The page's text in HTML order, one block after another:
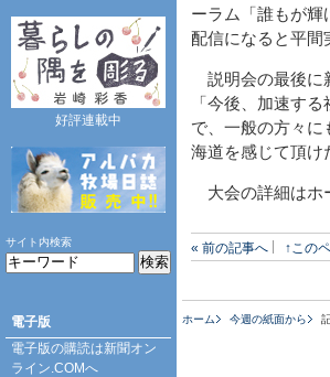
ーラム「誰もが輝
配信になると平間
説明会の最後に
「今後、加速す
で、一般の方々に
海道を感じて頂け
大会の詳細はホ
« 前の記事へ ↑この
ホーム 今週の紙面から
好評連載中
サイト内検索
電子版
電子版の購読は新聞オン
ライン.COMへ